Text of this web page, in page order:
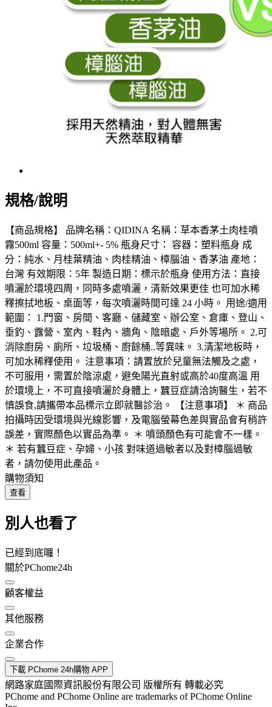
規格/說明
【商品規格】 品牌名稱：QIDINA 名稱：草本香茅土肉桂噴
霧500ml 容量：500ml+- 5% 瓶身尺寸： 容器：塑料瓶身 成
分：純水、月桂葉精油、肉桂精油、樟腦油、香茅油 產地：
台灣 有效期限：5年 製造日期：標示於瓶身 使用方法：直接
噴灑於環境四周，同時多處噴灑，清新效果更佳 也可加水稀
釋擦拭地板、桌面等，每次噴灑時間可達 24 小時。 用途/適用
範圍： 1.門窗、房間、客廳、儲藏室、辦公室、倉庫、登山、
垂釣、露營、室內、鞋內、牆角、陰暗處、戶外等場所。 2.可
消除廚房、廁所、垃圾桶、廚餘桶..等異味。 3.清潔地板時，
可加水稀釋使用。 注意事項：請置放於兒童無法觸及之處，
不可服用，需置於陰涼處，避免陽光直射或高於40度高溫 用
於環境上，不可直接噴灑於身體上，蠶豆症請洽詢醫生，若不
慎誤食,請攜帶本品標示立即就醫診治。 【注意事項】 ＊ 商品
拍攝時因受環境與光線影響，及電腦螢幕色差與實品會有稍許
誤差，實際顏色以實品為準。 ＊ 噴頭顏色有可能會不一樣。
＊ 若有蠶豆症、孕婦、小孩 對味道過敏者以及對樟腦過敏
者，請勿使用此產品。
購物須知
查看
別人也看了
已經到底囉！
關於PChome24h
顧客權益
其他服務
企業合作
下載 PChome 24h購物 APP
網路家庭國際資訊股份有限公司 版權所有 轉載必究
PChome and PChome Online are trademarks of PChome Online